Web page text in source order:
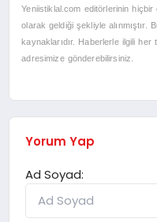
Yeniistiklal.com editörlerinin
olarak geldiği şekliyle alınmıştır.
kaynaklarıdır. Haberlerle ilgili her
adresimize gönderebilirsiniz.
Yorum Yap
Ad Soyad: